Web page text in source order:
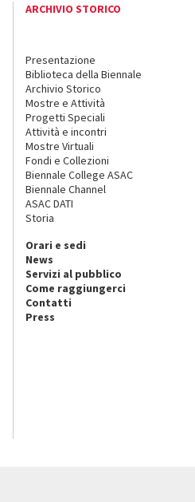
ARCHIVIO STORICO
Presentazione
Biblioteca della Biennale
Archivio Storico
Mostre e Attività
Progetti Speciali
Attività e incontri
Mostre Virtuali
Fondi e Collezioni
Biennale College ASAC
Biennale Channel
ASAC DATI
Storia
Orari e sedi
News
Servizi al pubblico
Come raggiungerci
Contatti
Press